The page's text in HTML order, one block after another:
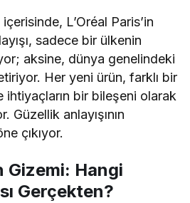
içerisinde, L’Oréal Paris’in
sadece bir ülkenin
aksine, dünya genelindeki
Her yeni ürün, farklı bir
ihtiyaçların bir bileşeni olarak
Güzellik anlayışının
çıkıyor.
Gizemi: Hangi
Gerçekten?